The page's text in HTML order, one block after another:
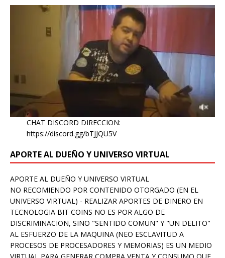
CHAT DISCORD DIRECCION:
https://discord.gg/bTJJQU5V
APORTE AL DUEÑO Y UNIVERSO VIRTUAL
APORTE AL DUEÑO Y UNIVERSO VIRTUAL
NO RECOMIENDO POR CONTENIDO OTORGADO (EN EL
UNIVERSO VIRTUAL) - REALIZAR APORTES DE DINERO EN
TECNOLOGIA BIT COINS NO ES POR ALGO DE
DISCRIMINACION, SINO "SENTIDO COMUN" Y "UN DELITO"
AL ESFUERZO DE LA MAQUINA (NEO ESCLAVITUD A
PROCESOS DE PROCESADORES Y MEMORIAS) ES UN MEDIO